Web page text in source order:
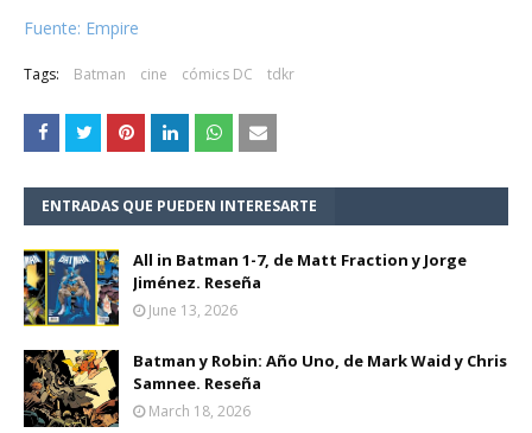
Fuente: Empire
Tags: Batman cine cómics DC tdkr
ENTRADAS QUE PUEDEN INTERESARTE
All in Batman 1-7, de Matt Fraction y Jorge
Jiménez. Reseña
June 13, 2026
Batman y Robin: Año Uno, de Mark Waid y Chris
Samnee. Reseña
March 18, 2026